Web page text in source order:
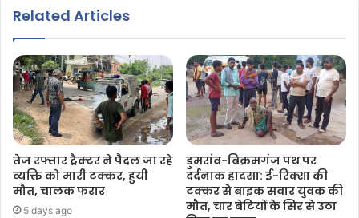
Related Articles
तेज रफ्तार ट्रैक्टर ने पैदल जा रहे
व्यक्ति को मारी टक्कर, हुयी
मौत, चालक फरार
5 days ago
डुमरांव-बिक्रमगंज पथ पर
दर्दनाक हादसा: ई-रिक्शा की
टक्कर से बाइक सवार युवक की
मौत, चार बेटियों के सिर से उठा